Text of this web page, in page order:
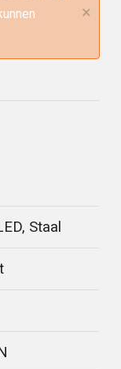
×
Staal